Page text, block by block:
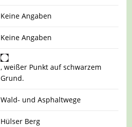
Keine Angaben
Keine Angaben
, weißer Punkt auf schwarzem
Grund.
Wald- und Asphaltwege
Hülser Berg